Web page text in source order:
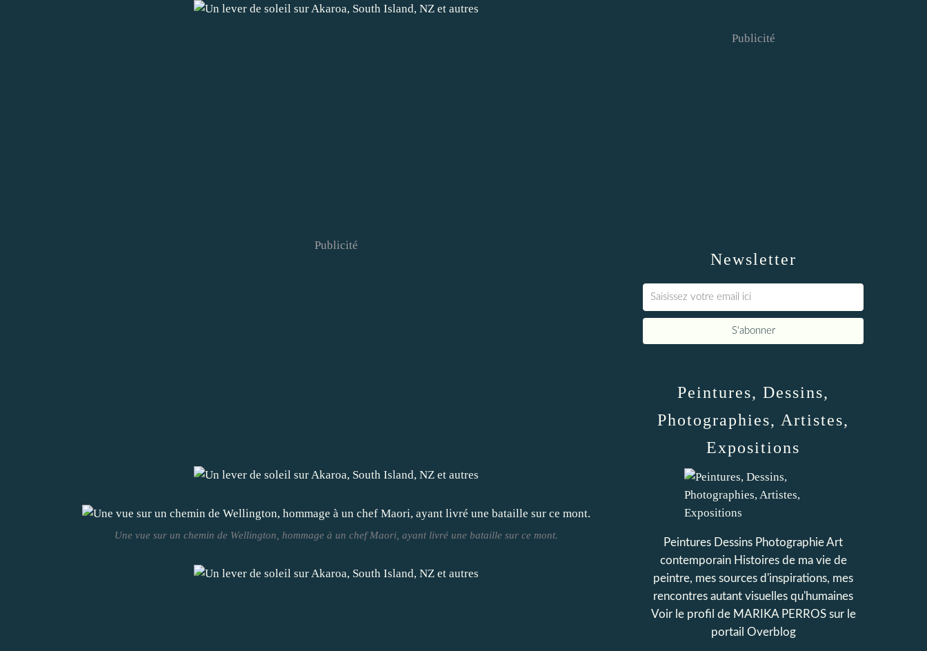
Publicité
Une vue sur un chemin de Wellington, hommage à un chef Maori, ayant livré une bataille sur ce mont.
Newsletter
Publicité
Peintures, Dessins,
Photographies, Artistes,
Expositions
Peintures Dessins Photographie Art
contemporain Histoires de ma vie de
peintre, mes sources d'inspirations, mes
rencontres autant visuelles qu'humaines
Voir le profil de MARIKA PERROSsur le
portail Overblog